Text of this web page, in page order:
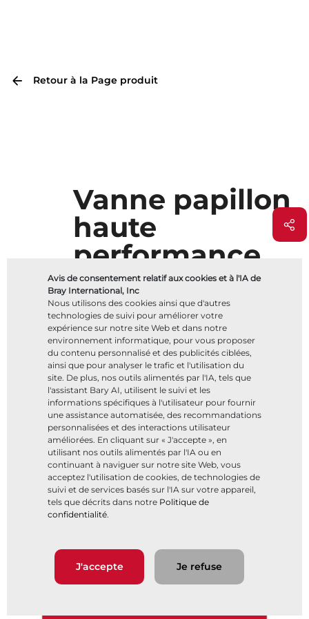
Avis de consentement relatif aux cookies et à l'IA de
Bray International, Inc
Nous utilisons des cookies ainsi que d'autres
technologies de suivi pour améliorer votre
expérience sur notre site Web et dans notre
environnement informatique, pour vous proposer
du contenu personnalisé et des publicités ciblées,
ainsi que pour analyser le trafic et l'utilisation du
site. De plus, nos outils alimentés par l'IA, tels que
l'assistant Bary AI, utilisent le suivi et les
informations spécifiques à l'utilisateur pour fournir
une assistance automatisée, des recommandations
personnalisées et des interactions utilisateur
améliorées. En cliquant sur « J'accepte », en
utilisant nos outils alimentés par l'IA ou en
continuant à naviguer sur notre site Web, vous
acceptez l'utilisation de cookies, de technologies de
suivi et de services basés sur l'IA sur votre appareil,
tels que décrits dans notre Politique de
confidentialité.
J'accepte Je refuse
Retour à la Page produit
Vanne papillon
haute
performance
McCannalok™
Les vannes papillon haute performance Bray
McCannalok™ sont à la pointe du secteur en
termes de performances depuis plus de 50 ans.
Elles sont conçues dans une large gamme de
tailles, de matériaux et de classes de pression. Il
existe des valves pour les applications les plus
difficiles.